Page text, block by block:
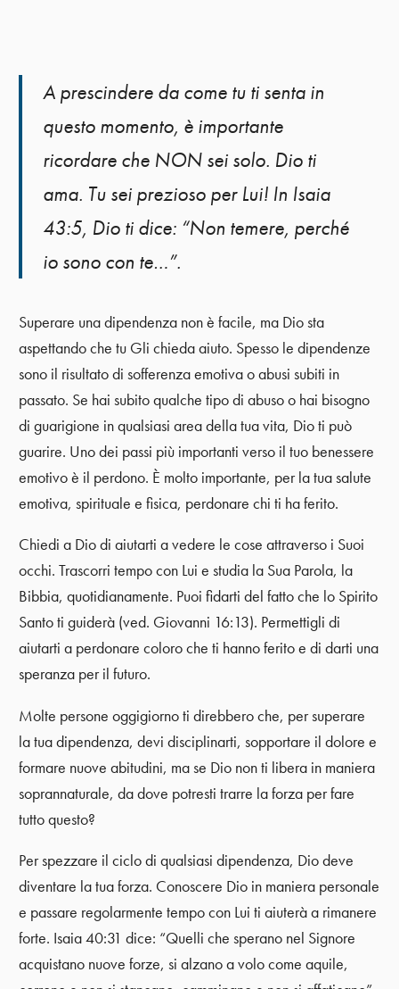
A prescindere da come tu ti senta in
questo momento, è importante
ricordare che NON sei solo. Dio ti
ama. Tu sei prezioso per Lui! In Isaia
43:5, Dio ti dice: “Non temere, perché
io sono con te…”.
Superare una dipendenza non è facile, ma Dio sta
aspettando che tu Gli chieda aiuto. Spesso le dipendenze
sono il risultato di sofferenza emotiva o abusi subiti in
passato. Se hai subito qualche tipo di abuso o hai bisogno
di guarigione in qualsiasi area della tua vita, Dio ti può
guarire. Uno dei passi più importanti verso il tuo benessere
emotivo è il perdono. È molto importante, per la tua salute
emotiva, spirituale e fisica, perdonare chi ti ha ferito.
Chiedi a Dio di aiutarti a vedere le cose attraverso i Suoi
occhi. Trascorri tempo con Lui e studia la Sua Parola, la
Bibbia, quotidianamente. Puoi fidarti del fatto che lo Spirito
Santo ti guiderà (ved. Giovanni 16:13). Permettigli di
aiutarti a perdonare coloro che ti hanno ferito e di darti una
speranza per il futuro.
Molte persone oggigiorno ti direbbero che, per superare
la tua dipendenza, devi disciplinarti, sopportare il dolore e
formare nuove abitudini, ma se Dio non ti libera in maniera
soprannaturale, da dove potresti trarre la forza per fare
tutto questo?
Per spezzare il ciclo di qualsiasi dipendenza, Dio deve
diventare la tua forza. Conoscere Dio in maniera personale
e passare regolarmente tempo con Lui ti aiuterà a rimanere
forte. Isaia 40:31 dice: “Quelli che sperano nel Signore
acquistano nuove forze, si alzano a volo come aquile,